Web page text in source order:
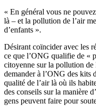
« En général vous ne
là – et la pollution de l’air
d’enfants ».
Désirant coïncider avec les
ce que l’ONG qualifie de «
citoyenne sur la pollution de
demander à l’ONG des kits
qualité de l’air là où ils
des conseils sur la manière
gens peuvent faire pour